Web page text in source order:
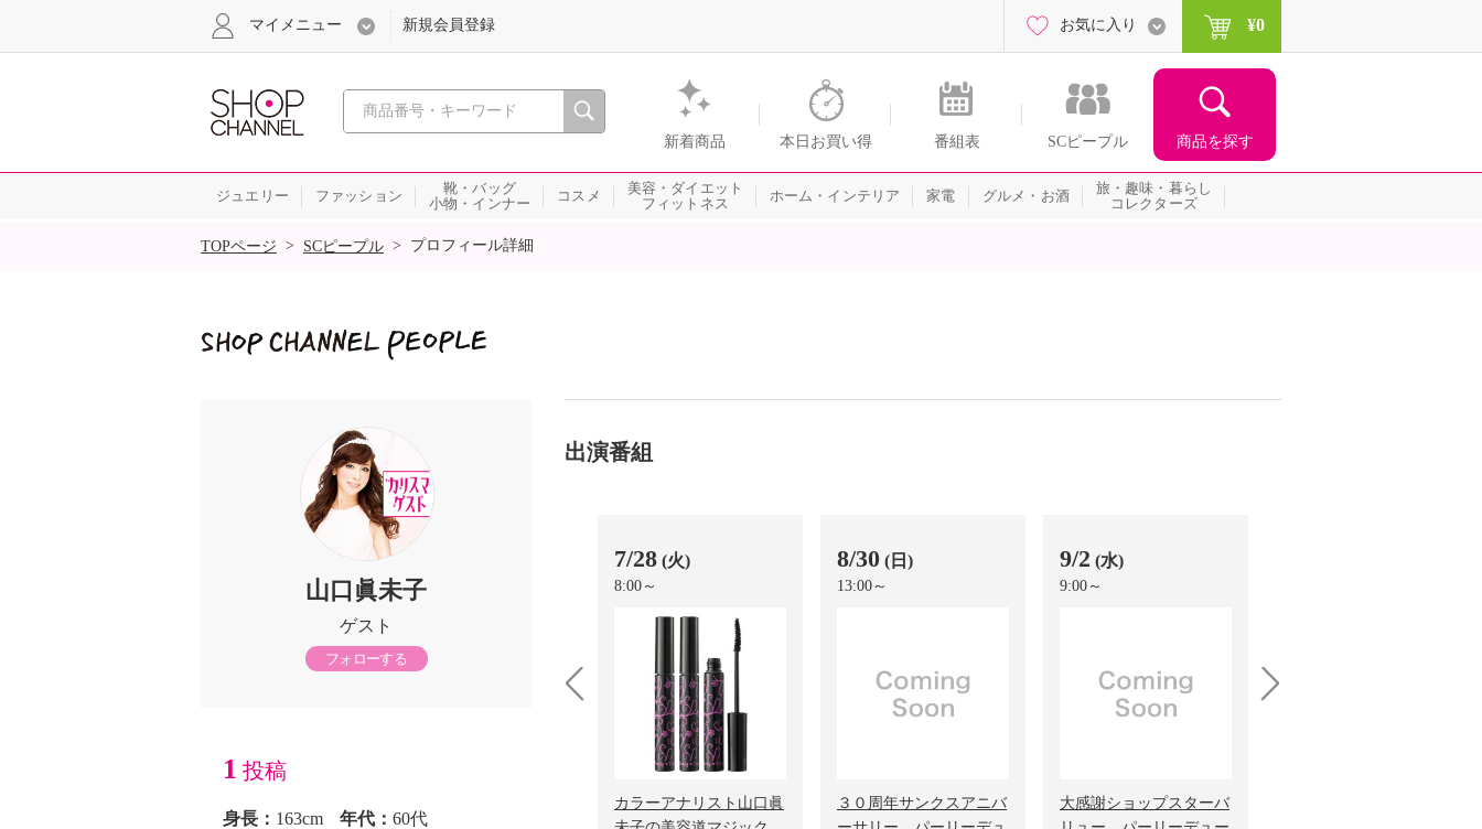
心おどる、瞬間を。通販・テレビショッピングのショップチャンネル
新着商品 本日お買い得 番組表 SCピープル 商品を探す
マイメニュー 新規会員登録 お気に入り ¥0
ジュエリー ファッション
靴・バッグ
小物・インナー
コスメ
美容・ダイエット
フィットネス
ホーム・インテリア 家電 グルメ・お酒
旅・趣味・暮らし
コレクターズ
SALE
TOPページ > SCピープル > プロフィール詳細
山口眞未子
ゲスト
フォローする
1 投稿
身長： 163cm 年代： 60代
出演番組
7/8
22:00～
7/28 (火)
8:00～
カラーアナリスト山口眞
8/30 (日)
13:00～
３０周年サンクスアニバ
9/2 (水)
9:00～
大感謝ショップスターバ